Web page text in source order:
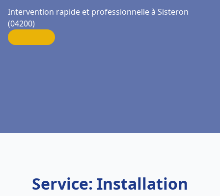
Intervention rapide et professionnelle à Sisteron
(04200)
Service: Installation